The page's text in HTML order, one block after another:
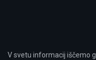
V svetu informacij iščemo